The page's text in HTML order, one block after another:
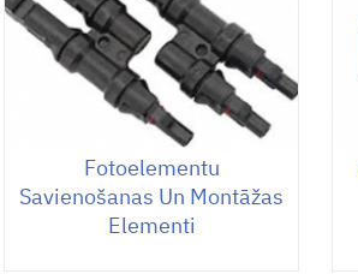
Fotoelementu
Savienošanas Un Montāžas
Elementi